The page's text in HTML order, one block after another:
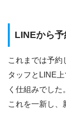
LINEから
これまでは予約
タッフとLINE
く仕組みでした。
これを一新し、